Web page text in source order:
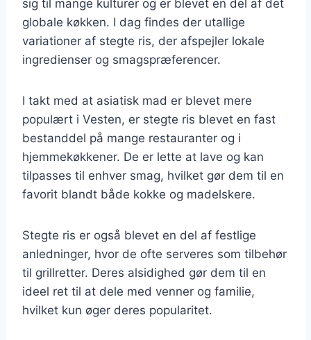
sig til mange kulturer og er blevet en del af det
globale køkken. I dag findes der utallige
variationer af stegte ris, der afspejler lokale
ingredienser og smagspræferencer.
I takt med at asiatisk mad er blevet mere
populært i Vesten, er stegte ris blevet en fast
bestanddel på mange restauranter og i
hjemmekøkkener. De er lette at lave og kan
tilpasses til enhver smag, hvilket gør dem til en
favorit blandt både kokke og madelskere.
Stegte ris er også blevet en del af festlige
anledninger, hvor de ofte serveres som tilbehør
til grillretter. Deres alsidighed gør dem til en
ideel ret til at dele med venner og familie,
hvilket kun øger deres popularitet.